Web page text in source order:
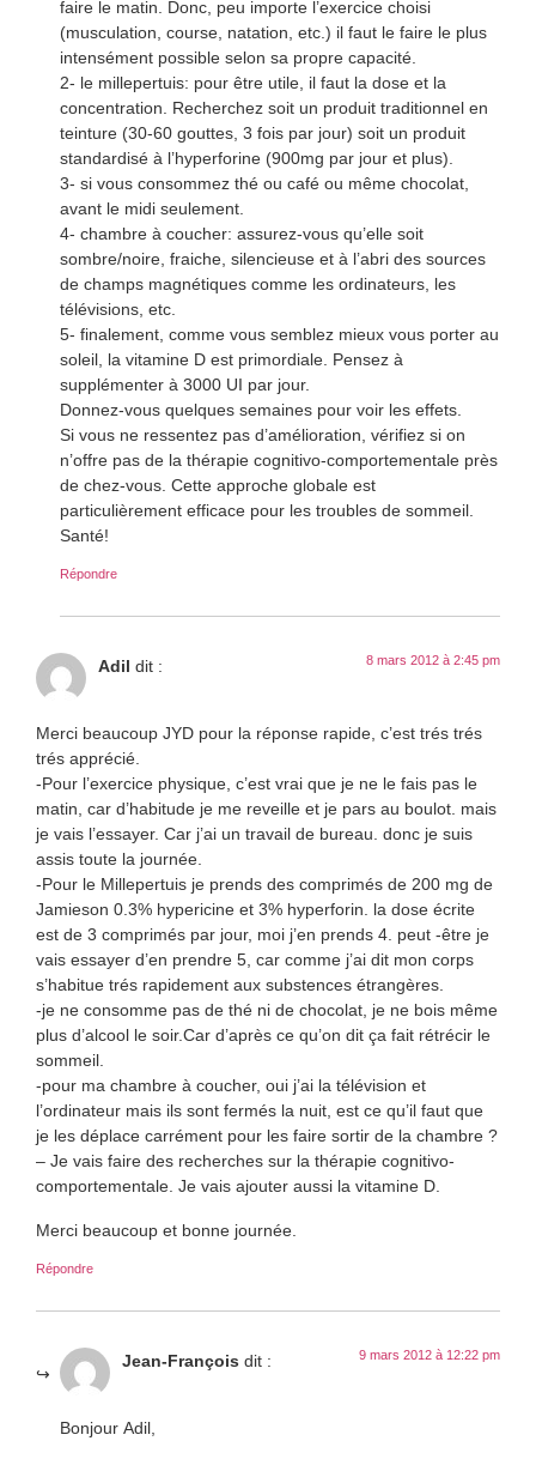
faire le matin. Donc, peu importe l’exercice choisi
(musculation, course, natation, etc.) il faut le faire le plus
intensément possible selon sa propre capacité.
2- le millepertuis: pour être utile, il faut la dose et la
concentration. Recherchez soit un produit traditionnel en
teinture (30-60 gouttes, 3 fois par jour) soit un produit
standardisé à l’hyperforine (900mg par jour et plus).
3- si vous consommez thé ou café ou même chocolat,
avant le midi seulement.
4- chambre à coucher: assurez-vous qu’elle soit
sombre/noire, fraiche, silencieuse et à l’abri des sources
de champs magnétiques comme les ordinateurs, les
télévisions, etc.
5- finalement, comme vous semblez mieux vous porter au
soleil, la vitamine D est primordiale. Pensez à
supplémenter à 3000 UI par jour.
Donnez-vous quelques semaines pour voir les effets.
Si vous ne ressentez pas d’amélioration, vérifiez si on
n’offre pas de la thérapie cognitivo-comportementale près
de chez-vous. Cette approche globale est
particulièrement efficace pour les troubles de sommeil.
Santé!
Répondre
Adil dit : 8 mars 2012 à 2:45 pm
Merci beaucoup JYD pour la réponse rapide, c’est trés trés
trés apprécié.
-Pour l’exercice physique, c’est vrai que je ne le fais pas le
matin, car d’habitude je me reveille et je pars au boulot. mais
je vais l’essayer. Car j’ai un travail de bureau. donc je suis
assis toute la journée.
-Pour le Millepertuis je prends des comprimés de 200 mg de
Jamieson 0.3% hypericine et 3% hyperforin. la dose écrite
est de 3 comprimés par jour, moi j’en prends 4. peut -être je
vais essayer d’en prendre 5, car comme j’ai dit mon corps
s’habitue trés rapidement aux substences étrangères.
-je ne consomme pas de thé ni de chocolat, je ne bois même
plus d’alcool le soir.Car d’après ce qu’on dit ça fait rétrécir le
sommeil.
-pour ma chambre à coucher, oui j’ai la télévision et
l’ordinateur mais ils sont fermés la nuit, est ce qu’il faut que
je les déplace carrément pour les faire sortir de la chambre ?
– Je vais faire des recherches sur la thérapie cognitivo-
comportementale. Je vais ajouter aussi la vitamine D.
Merci beaucoup et bonne journée.
Répondre
Jean-François dit : 9 mars 2012 à 12:22 pm
Bonjour Adil,